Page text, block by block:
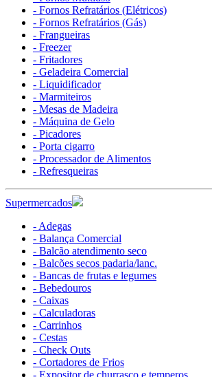
- Fornos Refratários (Elétricos)
- Fornos Refratários (Gás)
- Frangueiras
- Freezer
- Fritadores
- Geladeira Comercial
- Liquidificador
- Marmiteiros
- Mesas de Madeira
- Máquina de Gelo
- Picadores
- Porta cigarro
- Processador de Alimentos
- Refresqueiras
Supermercados
- Adegas
- Balança Comercial
- Balcão atendimento seco
- Balcões secos padaria/lanc.
- Bancas de frutas e legumes
- Bebedouros
- Caixas
- Calculadoras
- Carrinhos
- Cestas
- Check Outs
- Cortadores de Frios
- Expositor de churrasco e temperos